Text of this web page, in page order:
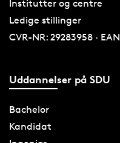
Institutter og centre
Ledige stillinger
CVR-NR: 29283958 · EAN
Uddannelser på SDU
Bachelor
Kandidat